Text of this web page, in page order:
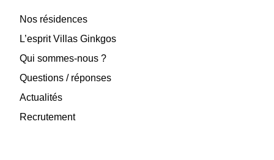
Nos résidences
L’esprit Villas Ginkgos
Qui sommes-nous ?
Questions / réponses
Actualités
Recrutement